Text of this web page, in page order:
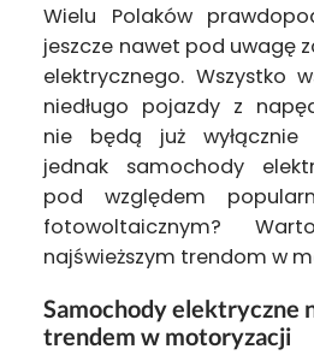
Wielu Polaków
jeszcze nawet pod uwagę
elektrycznego. Wszystko
niedługo pojazdy z
nie będą już wyłącznie
jednak samochody
pod względem
fotowoltaicznym?
najświeższym trendom w
Samochody elektryczne
trendem w motoryzacji